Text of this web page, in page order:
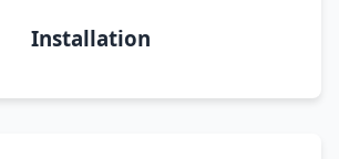
Installation